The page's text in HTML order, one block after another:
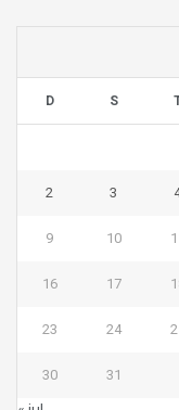
D S
2 3
9 10
16 17
23 24
30 31